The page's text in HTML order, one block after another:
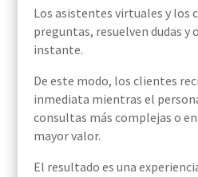
Los asistentes virtuales y los
preguntas, resuelven dudas
instante.
De este modo, los clientes
inmediata mientras el
consultas más complejas o
mayor valor.
El resultado es una